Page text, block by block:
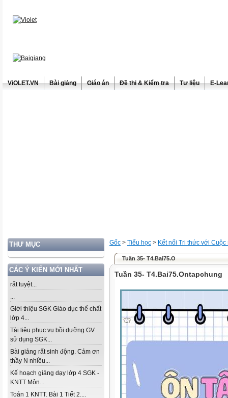
ViOLET.VN Bài giảng Giáo án Đề thi & Kiểm tra Tư liệu E-
THƯ MỤC
CÁC Ý KIẾN MỚI NHẤT
rất tuyệt...
...
Giới thiệu SGK Giáo dục thể chất
lớp 4...
Tài liệu phục vụ bồi dưỡng GV
sử dụng SGK...
Bài giảng rất sinh động. Cảm ơn
thầy N nhiều...
Kế hoạch giảng dạy lớp 4 SGK -
KNTT Môn...
Toán 1 KNTT. Bài 1 Tiết 2....
Gốc > Tiểu học > Kết nối Tri thức với Cuộc
Tuần 35- T4.Bai75.O
Tuần 35- T4.Bai75.Ontapchung